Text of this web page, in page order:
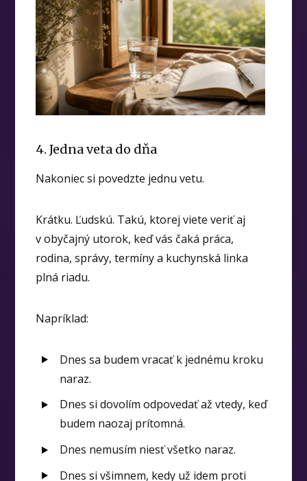
4. Jedna veta do dňa
Nakoniec si povedzte jednu vetu.
Krátku. Ľudskú. Takú, ktorej viete veriť aj
v obyčajný utorok, keď vás čaká práca,
rodina, správy, termíny a kuchynská linka
plná riadu.
Napríklad:
Dnes sa budem vracať k jednému kroku
naraz.
Dnes si dovolím odpovedať až vtedy, keď
budem naozaj prítomná.
Dnes nemusím niesť všetko naraz.
Dnes si všimnem, kedy už idem proti